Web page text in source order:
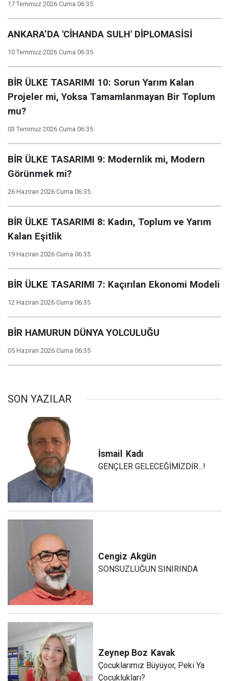
17 Temmuz 2026 Cuma 06:35
ANKARA’DA 'CİHANDA SULH' DİPLOMASİSİ
10 Temmuz 2026 Cuma 06:35
BİR ÜLKE TASARIMI 10: Sorun Yarım Kalan
Projeler mi, Yoksa Tamamlanmayan Bir Toplum
mu?
03 Temmuz 2026 Cuma 06:35
BİR ÜLKE TASARIMI 9: Modernlik mi, Modern
Görünmek mi?
26 Haziran 2026 Cuma 06:35
BİR ÜLKE TASARIMI 8: Kadın, Toplum ve Yarım
Kalan Eşitlik
19 Haziran 2026 Cuma 06:35
BİR ÜLKE TASARIMI 7: Kaçırılan Ekonomi Modeli
12 Haziran 2026 Cuma 06:35
BİR HAMURUN DÜNYA YOLCULUĞU
05 Haziran 2026 Cuma 06:35
SON YAZILAR
İsmail Kadı
GENÇLER GELECEĞİMİZDİR...!
Cengiz Akgün
SONSUZLUĞUN SINIRINDA
Zeynep Boz Kavak
Çocuklarımız Büyüyor, Peki Ya
Çocuklukları?